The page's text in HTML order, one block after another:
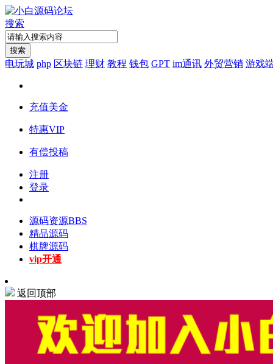
搜索
搜索
电玩城 php 区块链 理财 教程 钱包 GPT im通讯 外贸营销 游戏
充值美金
特惠VIP
有偿投稿
注册
登录
源码资源BBS
精品源码
棋牌源码
vip开通
返回顶部